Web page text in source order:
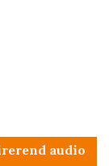
audio